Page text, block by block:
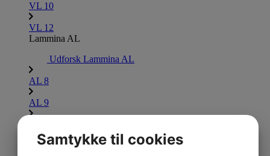
VL 10
VL 12
Lammina AL
Udforsk Lammina AL
AL 8
AL 9
AL 10
Samtykke til cookies